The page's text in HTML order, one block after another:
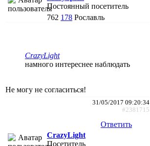
Постоянный посетитель
762 178 Рославль
CrazyLight
намного интереснее наблюдать
Не могу не согласиться!
31/05/2017 09:20:34
#2381715
Ответить
CrazyLight
Посетитель